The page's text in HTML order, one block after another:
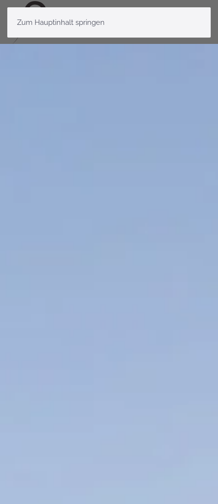
Zum Hauptinhalt springen